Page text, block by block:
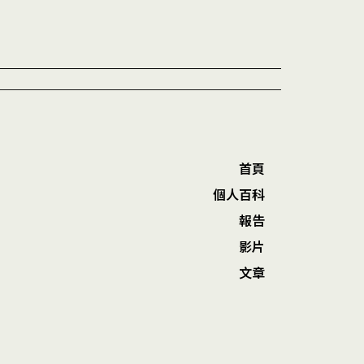
首頁
個人百科
報告
影片
文章